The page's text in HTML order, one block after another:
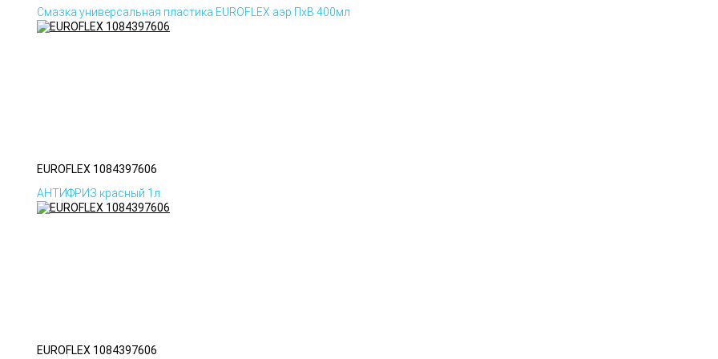
Смазка универсальная пластика EUROFLEX аэр ПхВ 400мл
EUROFLEX 1084397606
АНТИФРИЗ красный 1л.
EUROFLEX 1084397606